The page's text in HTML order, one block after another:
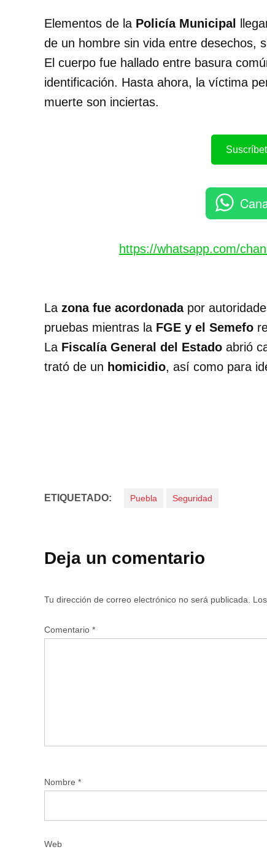
Elementos de la Policía Municipal
de un hombre sin vida entre desechos,
El cuerpo fue hallado entre basura
identificación. Hasta ahora, la víctima
muerte son inciertas.
https://whatsapp.com/
La zona fue acordonadapor
pruebas mientras la FGE y el Semefo
La Fiscalía General del Estado abrió
trató de un homicidio, así como para
ETIQUETADO: Puebla Seguridad
Deja un comentario
Tu dirección de correo electrónico no será publicada.
Comentario *
Nombre *
Web